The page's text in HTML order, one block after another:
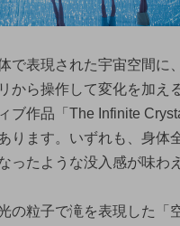
で表現された宇宙空間に
から操作して変化を加え
ブ作品「The Infinite
ります。いずれも、身体
ったような没入感が味わ
の粒子で滝を表現した「